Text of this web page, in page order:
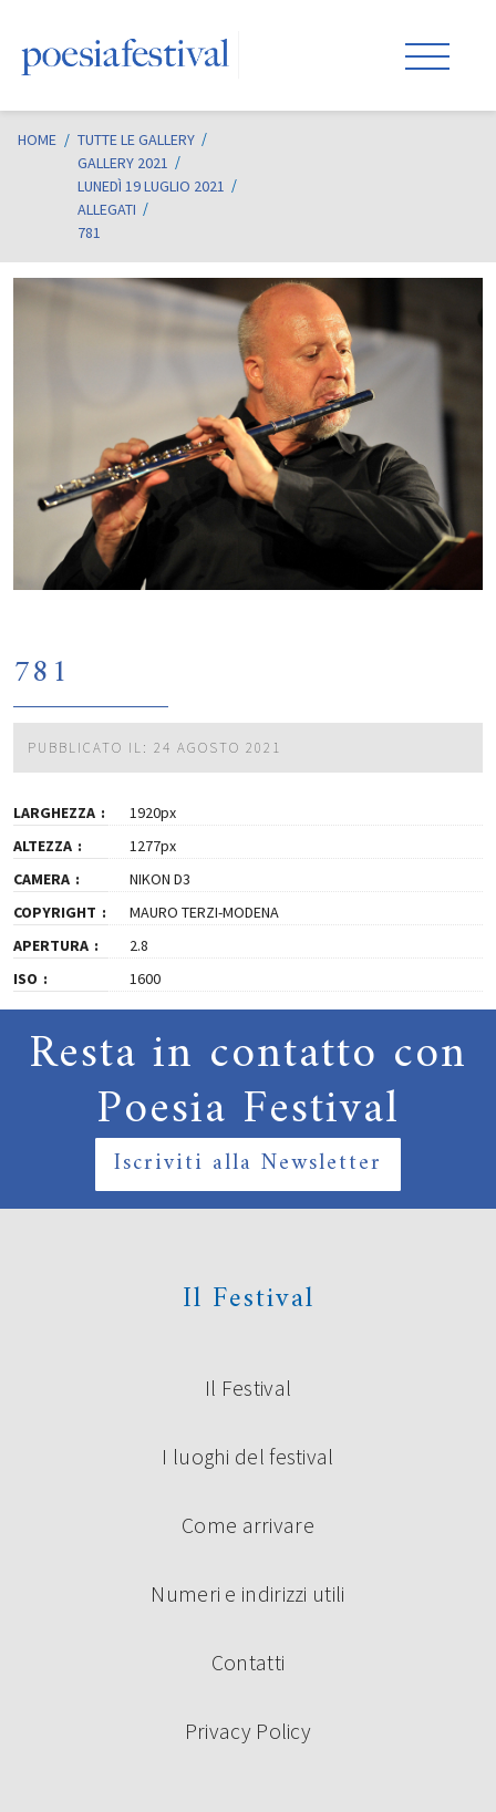
HOME / TUTTE LE GALLERY
GALLERY 2021
LUNEDÌ 19 LUGLIO 2021
ALLEGATI
781
781
PUBBLICATO IL: 24 AGOSTO 2021
LARGHEZZA
1920px
ALTEZZA
1277px
CAMERA
NIKON D3
COPYRIGHT
MAURO TERZI-MODENA
APERTURA
2.8
ISO
1600
Resta in contatto con
Poesia Festival
Iscriviti alla Newsletter
Il Festival
Il Festival
I luoghi del festival
Come arrivare
Numeri e indirizzi utili
Contatti
Privacy Policy